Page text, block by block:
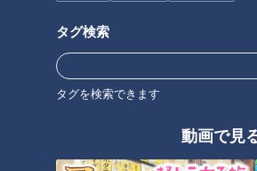
タグ検索
タグを検索できます
動画で見
4 鍋にだし汁、淡口しょうゆ、みりん
ける。煮立ったら火を弱め、1分30秒ほ
ったらささ身を加えてひと煮して火を
5 4にモロヘイヤを加えて煮汁に浸し、